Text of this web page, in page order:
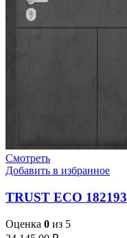
Смотреть
Добавить в избранное
TRUST ECO 182193
Оценка 0 из 5